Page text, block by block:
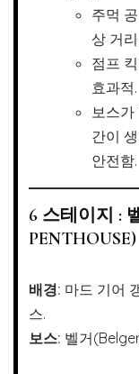
주먹
상 거
점프
효과적.
보스가
간이
안전함.
6 스테이지 :
PENTHOUSE)
배경: 마드 기어
스.
보스: 벨거